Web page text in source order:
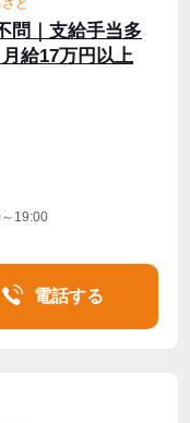
と
問｜支給手当多
給17万円以上
19:00
電話する